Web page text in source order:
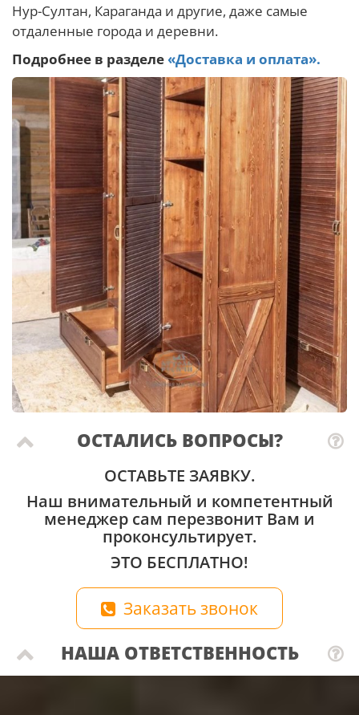
Нур-Султан, Караганда и другие, даже самые
отдаленные города и деревни.
Подробнее в разделе «Доставка и оплата».
ОСТАЛИСЬ ВОПРОСЫ?
ОСТАВЬТЕ ЗАЯВКУ.
Наш внимательный и компетентный
менеджер сам перезвонит Вам и
проконсультирует.
ЭТО БЕСПЛАТНО!
Заказать звонок
НАША ОТВЕТСТВЕННОСТЬ